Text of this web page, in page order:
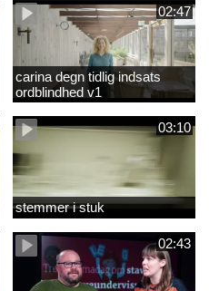
02:47
carina degn tidlig indsats
ordblindhed v1
03:10
stemmer i stuk
02:43